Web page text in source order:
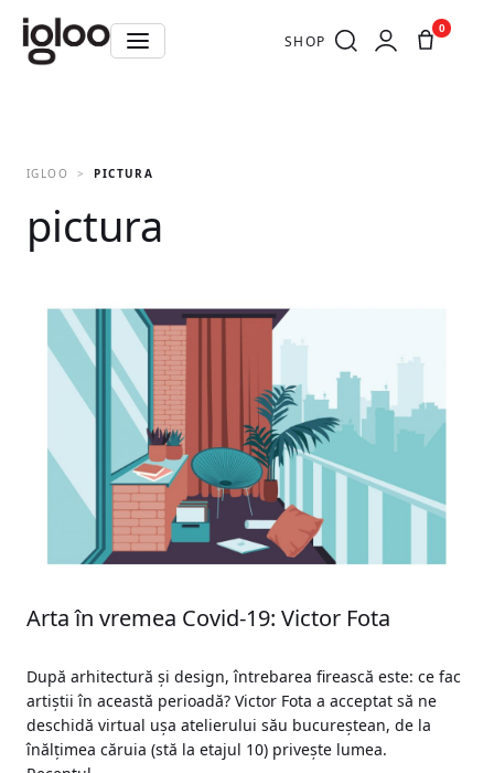
SHOP
0
IGLOO PICTURA
pictura
Arta în vremea Covid-19: Victor Fota
După arhitectură și design, întrebarea firească este: ce fac
artiștii în această perioadă? Victor Fota a acceptat să ne
deschidă virtual ușa atelierului său bucureștean, de la
înălțimea căruia (stă la etajul 10) privește lumea.